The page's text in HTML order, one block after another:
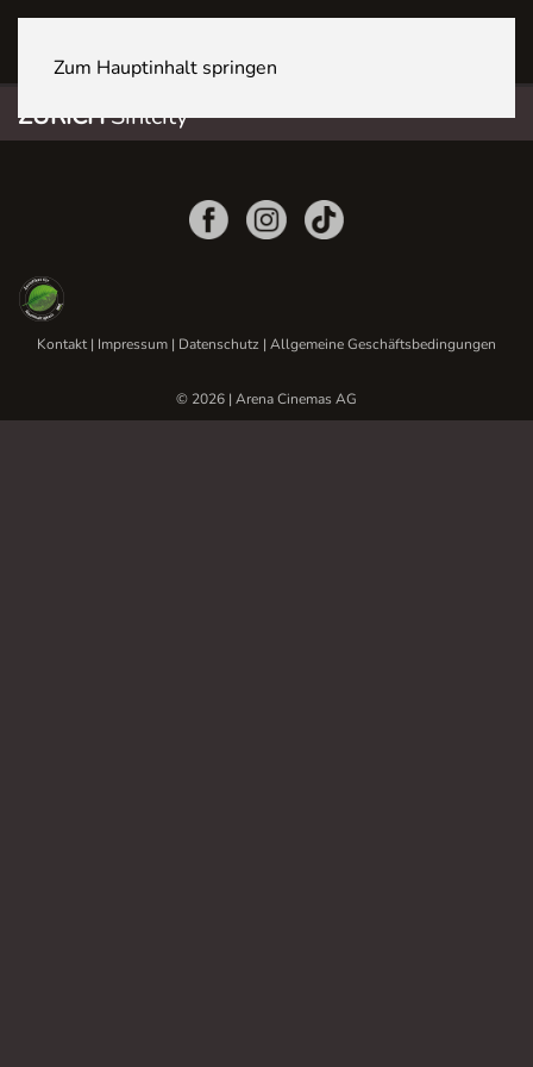
Zum Hauptinhalt springen
ZÜRICHSihlcity
Kontakt| Impressum | Datenschutz | Allgemeine Geschäftsbedingungen
© 2026 | Arena Cinemas AG